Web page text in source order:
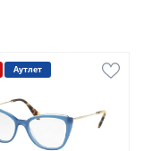
Аутлет